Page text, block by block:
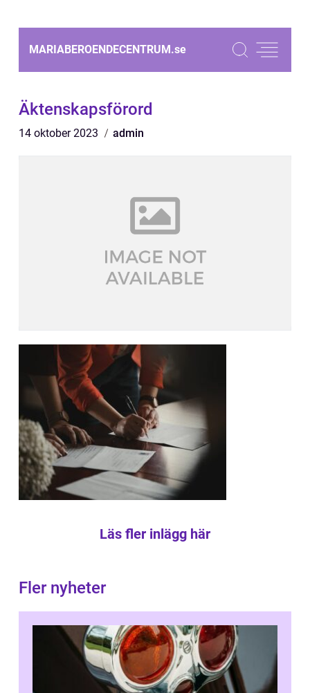
MARIABEROENDECENTRUM.se
Äktenskapsförord
14 oktober 2023 admin
Läs fler inlägg här
Fler nyheter